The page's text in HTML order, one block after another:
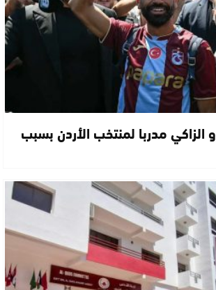
الزاكي مدربا لمنتخب الأردن بسبب